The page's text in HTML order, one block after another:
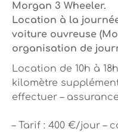
Morgan 3 Wheeler.
Location à la
voiture ouvreuse
organisation de
Location de 10h à
kilomètre
effectuer –
– Tarif : 400 €/jour –